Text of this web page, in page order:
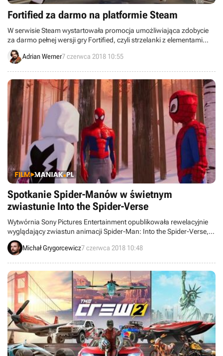
Fortified za darmo na platformie Steam
W serwisie Steam wystartowała promocja umożliwiająca zdobycie
za darmo pełnej wersji gry Fortified, czyli strzelanki z elementami
tower defense, którą opracowali autorzy popularnego Foxhole.
Adrian Werner7 czerwca 2018 10:55
Spotkanie Spider-Manów w świetnym
zwiastunie Into the Spider-Verse
Wytwórnia Sony Pictures Entertainment opublikowała rewelacyjnie
wyglądający zwiastun animacji Spider-Man: Into the Spider-Verse, w
której spotkają się ze sobą różne wersje Człowieka Pająka.
Michał Grygorcewicz7 czerwca 2018 10:48